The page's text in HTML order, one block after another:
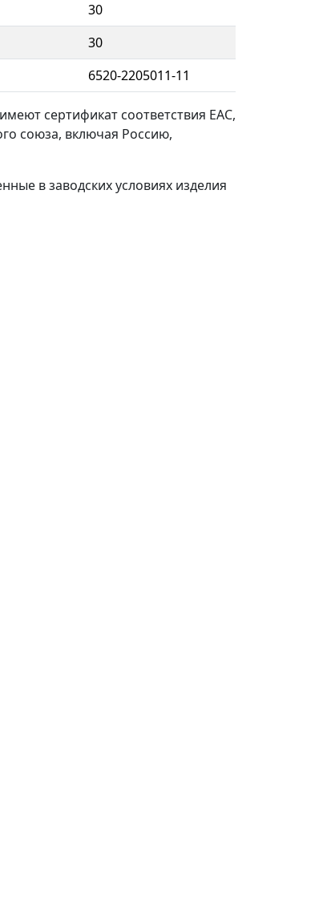
30
30
6520-2205011-11
сертификат соответствия ЕАС,
союза, включая Россию,
в заводских условиях изделия